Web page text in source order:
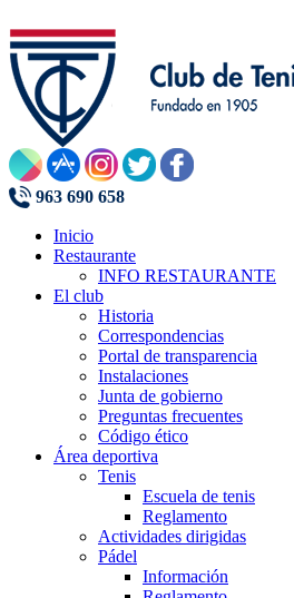
963 690 658
Inicio
Restaurante
INFO RESTAURANTE
El club
Historia
Correspondencias
Portal de transparencia
Instalaciones
Junta de gobierno
Preguntas frecuentes
Código ético
Área deportiva
Tenis
Escuela de tenis
Reglamento
Actividades dirigidas
Pádel
Información